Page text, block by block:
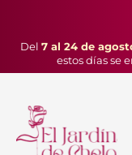
Del 7 al 24 de
estos días se